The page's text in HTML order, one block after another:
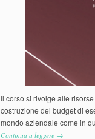
Il corso si rivolge alle
costruzione del budget di
mondo aziendale come in
Continua a leggere →